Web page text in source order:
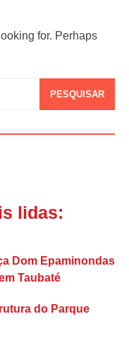
for. Perhaps
lidas:
Dom Epaminondas
Taubaté
do Parque